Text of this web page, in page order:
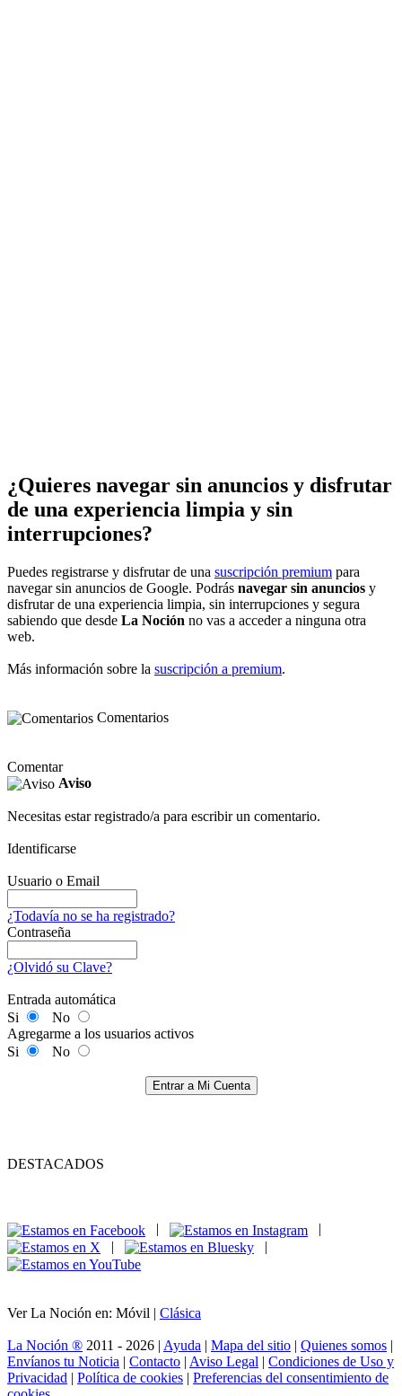
¿Quieres navegar sin anuncios y disfrutar
de una experiencia limpia y sin
interrupciones?
Puedes registrarse y disfrutar de una suscripción premium para
navegar sin anuncios de Google. Podrás navegar sin anuncios y
disfrutar de una experiencia limpia, sin interrupciones y segura
sabiendo que desde La Noción no vas a acceder a ninguna otra
web.
Más información sobre la suscripción a premium.
Comentarios
Comentar
Aviso
Necesitas estar registrado/a para escribir un comentario.
Identificarse
Usuario o Email
¿Todavía no se ha registrado?
Contraseña
¿Olvidó su Clave?
Entrada automática
Si
No
Agregarme a los usuarios activos
Si
No
Entrar a Mi Cuenta
DESTACADOS
|
|
Ver La Noción en: Móvil | Clásica
La Noción ® 2011 - 2026 | Ayuda | Mapa del sitio | Quienes somos |
Envíanos tu Noticia | Contacto | Aviso Legal | Condiciones de Uso y
Privacidad | Política de cookies | Preferencias del consentimiento de